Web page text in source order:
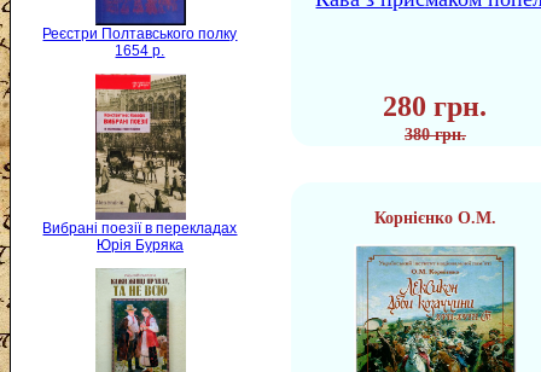
Реєстри Полтавського полку
1654 р.
Вибрані поезії в перекладах
Юрія Буряка
280 грн.
380 грн.
Корнієнко О.М.